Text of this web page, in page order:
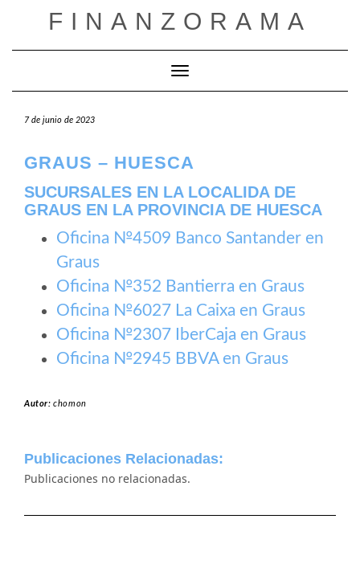
FINANZORAMA
Cambiar modo de navegación
7 de junio de 2023
GRAUS – HUESCA
SUCURSALES EN LA LOCALIDA DE
GRAUS EN LA PROVINCIA DE HUESCA
Oficina №4509 Banco Santander en
Graus
Oficina №352 Bantierra en Graus
Oficina №6027 La Caixa en Graus
Oficina №2307 IberCaja en Graus
Oficina №2945 BBVA en Graus
Autor:chomon
Publicaciones Relacionadas:
Publicaciones no relacionadas.